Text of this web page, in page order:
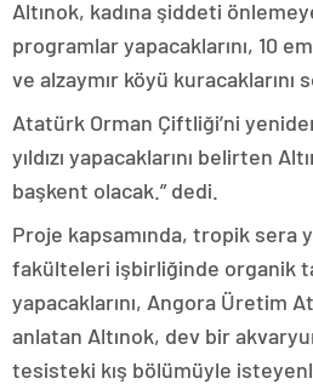
Altınok, kadına şiddeti
programlar yapacaklarını, 10
ve alzaymır köyü kuracaklarını
Atatürk Orman Çiftliği’ni
yıldızı yapacaklarını belirten
başkent olacak.” dedi.
Proje kapsamında, tropik sera
fakülteleri işbirliğinde organik
yapacaklarını, Angora Üretim
anlatan Altınok, dev bir
tesisteki kış bölümüyle